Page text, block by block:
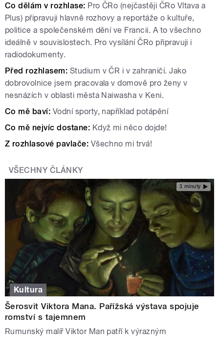
Co dělám v rozhlase: Pro ČRo (nejčastěji ČRo Vltava a
Plus) připravuji hlavně rozhovy a reportáže o kultuře,
politice a společenském dění ve Francii. A to všechno
ideálně v souvislostech. Pro vysílání ČRo připravuji i
radiodokumenty.
Před rozhlasem: Studium v ČR i v zahraničí. Jako
dobrovolnice jsem pracovala v domově pro ženy v
nesnázích v oblasti města Naiwasha v Keni.
Co mě baví: Vodní sporty, například potápění
Co mě nejvíc dostane: Když mi něco dojde!
Z rozhlasové pavlače: Všechno mi trvá!
VŠECHNY ČLÁNKY
3 minuty
Kultura
Šerosvit Viktora Mana. Pařížská výstava spojuje
romství s tajemnem
Rumunský malíř Viktor Man patří k výrazným